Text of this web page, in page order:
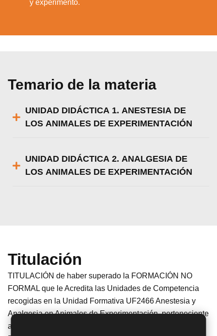
y experimento.
Temario de la materia
UNIDAD DIDÁCTICA 1. ANESTESIA DE
LOS ANIMALES DE EXPERIMENTACIÓN
UNIDAD DIDÁCTICA 2. ANALGESIA DE
LOS ANIMALES DE EXPERIMENTACIÓN
Titulación
TITULACIÓN de haber superado la FORMACIÓN NO
FORMAL que le Acredita las Unidades de Competencia
recogidas en la Unidad Formativa UF2466 Anestesia y
Analgesia en Animales de Experimentación, perteneciente
al Módulo Formativo MF1737_3 Procedimientos